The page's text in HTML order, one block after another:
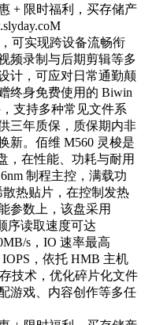
可实现跨设备流畅衔
频录制与后期剪辑等多
计，可应对日常通勤颠
终身免费使用的 Biwin
支持多种常见文件系
三年质保，质保期内非
新。佰维 M560 灵梭是
，在性能、功耗与耐用
制程主控，满载功
热贴片，在控制发热
参数上，该盘采用
序读取速度可达
s，IO 速率最高
，依托 HMB 主机
技术，优化碎片化文件
游戏、内容创作等多任